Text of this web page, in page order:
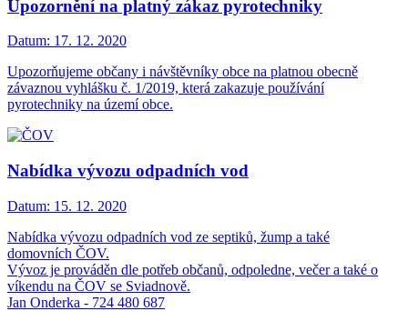
Upozornění na platný zákaz pyrotechniky
Datum: 17. 12. 2020
Upozorňujeme občany i návštěvníky obce na platnou obecně
závaznou vyhlášku č. 1/2019, která zakazuje používání
pyrotechniky na území obce.
Nabídka vývozu odpadních vod
Datum: 15. 12. 2020
Nabídka vývozu odpadních vod ze septiků, žump a také
domovních ČOV.
Vývoz je prováděn dle potřeb občanů, odpoledne, večer a také o
víkendu na ČOV se Sviadnově.
Jan Onderka - 724 480 687